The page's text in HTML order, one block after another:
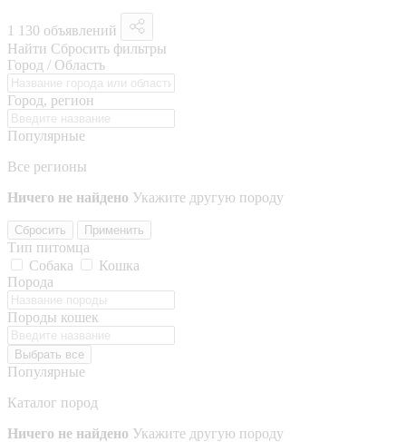
1 130 объявлений
Найти Сбросить фильтры
Город / Область
Город, регион
Популярные
Все регионы
Ничего не найдено Укажите другую породу
Сбросить Применить
Тип питомца
Собака
Кошка
Порода
Породы кошек
Выбрать все
Популярные
Каталог пород
Ничего не найдено Укажите другую породу